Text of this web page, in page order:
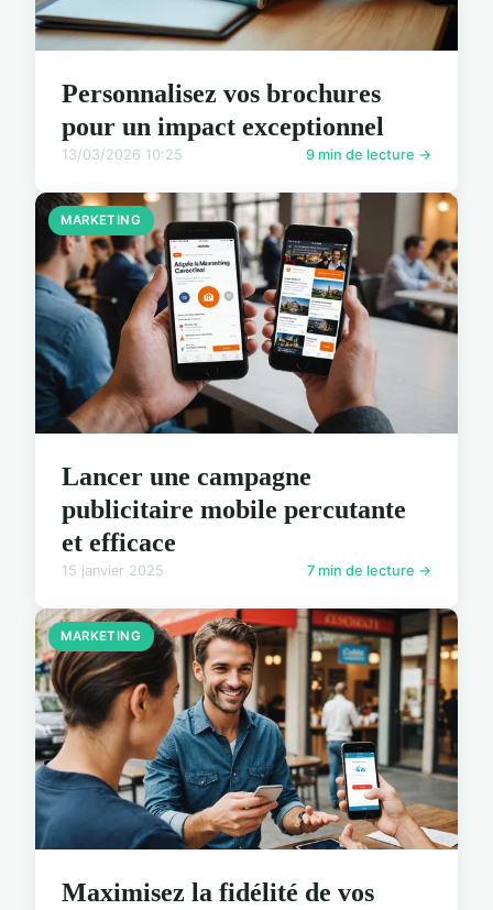
Personnalisez vos brochures
pour un impact exceptionnel
13/03/2026 10:25 9 min de lecture →
MARKETING
Lancer une campagne
publicitaire mobile percutante
et efficace
15 janvier 2025 7 min de lecture →
MARKETING
Maximisez la fidélité de vos